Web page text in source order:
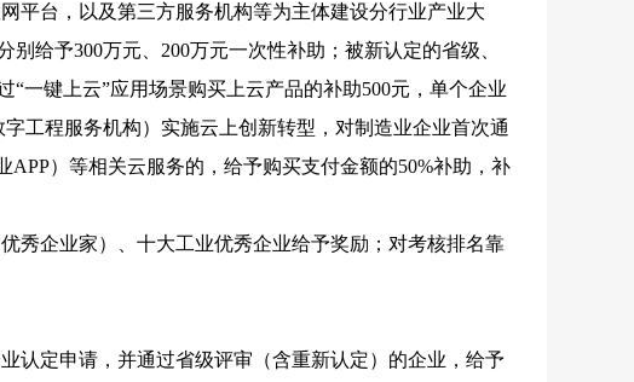
平台，以及第三方服务机构等为主体建设分行业产业大
给予300万元、200万元一次性补助；被新认定的省级、
一键上云”应用场景购买上云产品的补助500元，单个企业
工程服务机构）实施云上创新转型，对制造业企业首次通
）等相关云服务的，给予购买支付金额的50%补助，补
秀企业家）、十大工业优秀企业给予奖励；对考核排名靠
认定申请，并通过省级评审（含重新认定）的企业，给予